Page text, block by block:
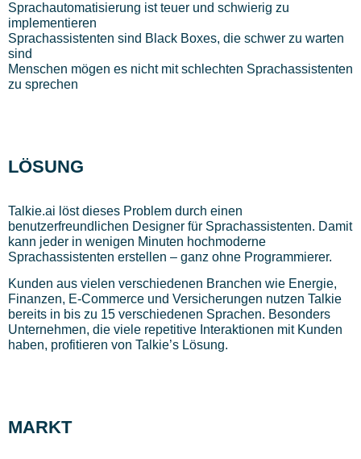
Sprachautomatisierung ist teuer und schwierig zu
implementieren
Sprachassistenten sind Black Boxes, die schwer zu warten
sind
Menschen mögen es nicht mit schlechten Sprachassistenten
zu sprechen
LÖSUNG
Talkie.ai löst dieses Problem durch einen
benutzerfreundlichen Designer für Sprachassistenten. Damit
kann jeder in wenigen Minuten hochmoderne
Sprachassistenten erstellen – ganz ohne Programmierer.
Kunden aus vielen verschiedenen Branchen wie Energie,
Finanzen, E-Commerce und Versicherungen nutzen Talkie
bereits in bis zu 15 verschiedenen Sprachen. Besonders
Unternehmen, die viele repetitive Interaktionen mit Kunden
haben, profitieren von Talkie’s Lösung.
MARKT